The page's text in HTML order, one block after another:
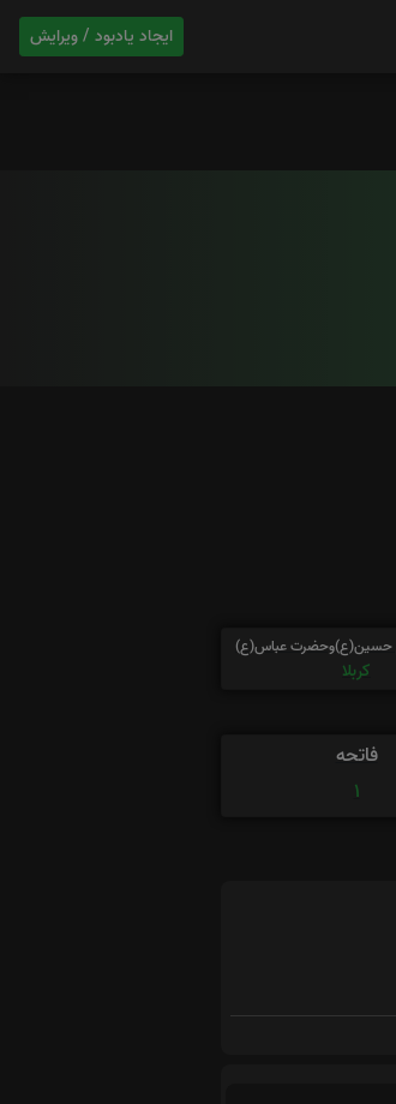
ایجاد یادبود / ویرایش
حسین(ع)وحضرت عباس(ع)
کربلا
فاتحه
1